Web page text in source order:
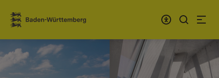
Zum Inhalt springen
Link zur Startseite